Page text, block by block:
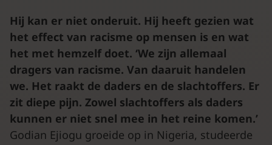
Hij kan er niet onderuit. Hij heeft gezien wat
het effect van racisme op mensen is en wat
het met hemzelf doet. ‘We zijn allemaal
dragers van racisme. Van daaruit handelen
we. Het raakt de daders en de slachtoffers. Er
zit diepe pijn. Zowel slachtoffers als daders
kunnen er niet snel mee in het reine komen.’
Godian Ejiogu groeide op in Nigeria, studeerde